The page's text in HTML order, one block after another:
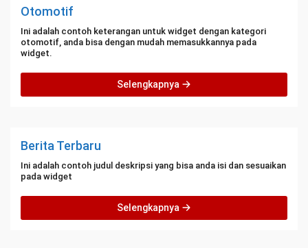
Otomotif
Ini adalah contoh keterangan untuk widget dengan kategori
otomotif, anda bisa dengan mudah memasukkannya pada
widget.
Selengkapnya
Berita Terbaru
Ini adalah contoh judul deskripsi yang bisa anda isi dan sesuaikan
pada widget
Selengkapnya